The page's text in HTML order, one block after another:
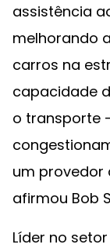
assistência
melhorando
carros na
capacidade
o transporte
um provedor
afirmou Bob
Líder no